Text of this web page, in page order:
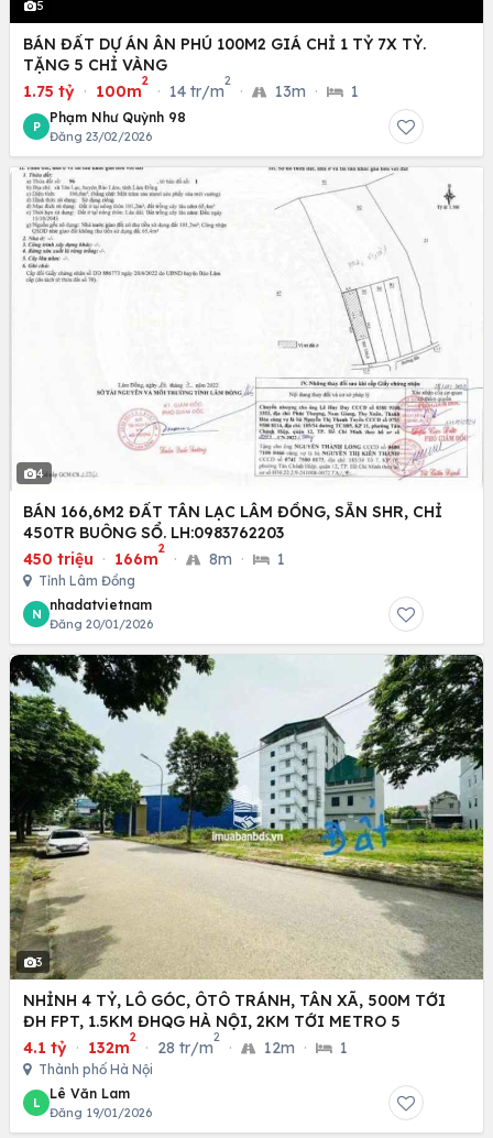
5
BÁN ĐẤT DỰ ÁN ÂN PHÚ 100M2 GIÁ CHỈ 1 TỶ 7X TỶ.
TẶNG 5 CHỈ VÀNG
1.75 tỷ · 100m
2
· 14 tr/m
2
· 13m · 1
P
Phạm Như Quỳnh 98
Đăng 23/02/2026
4
BÁN 166,6M2 ĐẤT TÂN LẠC LÂM ĐỒNG, SẴN SHR, CHỈ
450TR BUÔNG SỔ. LH:0983762203
450 triệu · 166m
2
· 8m · 1
Tỉnh Lâm Đồng
N
nhadatvietnam
Đăng 20/01/2026
3
NHỈNH 4 TỶ, LÔ GÓC, ÔTÔ TRÁNH, TÂN XÃ, 500M TỚI
ĐH FPT, 1.5KM ĐHQG HÀ NỘI, 2KM TỚI METRO 5
4.1 tỷ · 132m
2
· 28 tr/m
2
· 12m · 1
Thành phố Hà Nội
L
Lê Văn Lam
Đăng 19/01/2026